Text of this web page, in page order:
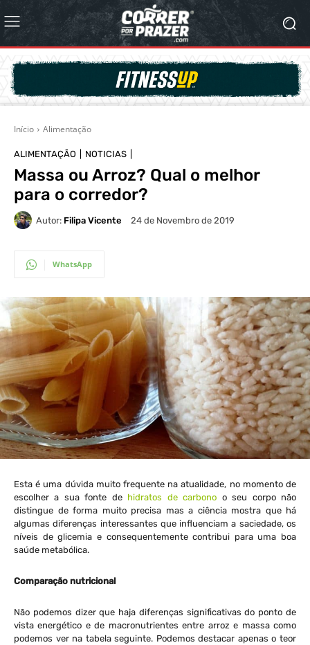
Início Alimentação
ALIMENTAÇÃO NOTICIAS
Massa ou Arroz? Qual o melhor
para o corredor?
Autor: Filipa Vicente 24 de Novembro de 2019
WhatsApp
Esta é uma dúvida muito frequente na atualidade, no momento de
escolher a sua fonte de hidratos de carbono o seu corpo não
distingue de forma muito precisa mas a ciência mostra que há
algumas diferenças interessantes que influenciam a saciedade, os
níveis de glicemia e consequentemente contribui para uma boa
saúde metabólica.
Comparação nutricional
Não podemos dizer que haja diferenças significativas do ponto de
vista energético e de macronutrientes entre arroz e massa como
podemos ver na tabela seguinte. Podemos destacar apenas o teor